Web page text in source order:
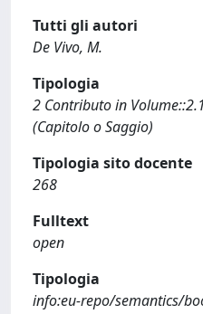
Tutti gli autori
De Vivo, M.
Tipologia
2 Contributo in
(Capitolo o Saggio)
Tipologia sito docente
268
Fulltext
open
Tipologia
info:eu-repo/semantics/